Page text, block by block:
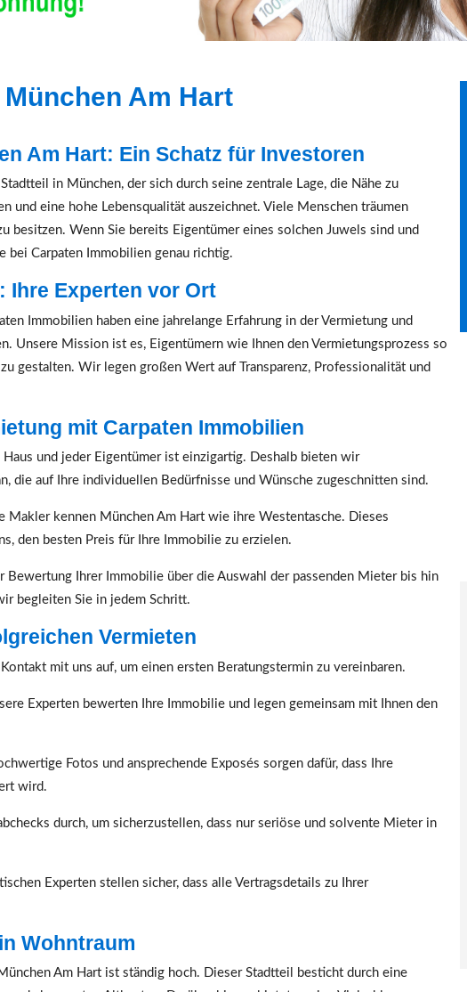
Am Hart
Am Hart: Ein Schatz für Investoren
in München, der sich durch seine zentrale Lage, die Nähe zu
und eine hohe Lebensqualität auszeichnet. Viele Menschen träumen
besitzen. Wenn Sie bereits Eigentümer eines solchen Juwels sind und
bei Carpaten Immobilien genau richtig.
Ihre Experten vor Ort
Immobilien haben eine jahrelange Erfahrung in der Vermietung und
Unsere Mission ist es, Eigentümern wie Ihnen den Vermietungsprozess so
gestalten. Wir legen großen Wert auf Transparenz, Professionalität und
mit Carpaten Immobilien
Haus und jeder Eigentümer ist einzigartig. Deshalb bieten wir
die auf Ihre individuellen Bedürfnisse und Wünsche zugeschnitten sind.
Makler kennen München Am Hart wie ihre Westentasche. Dieses
den besten Preis für Ihre Immobilie zu erzielen.
Bewertung Ihrer Immobilie über die Auswahl der passenden Mieter bis hin
begleiten Sie in jedem Schritt.
Vermieten
mit uns auf, um einen ersten Beratungstermin zu vereinbaren.
Experten bewerten Ihre Immobilie und legen gemeinsam mit Ihnen den
Fotos und ansprechende Exposés sorgen dafür, dass Ihre
wird.
durch, um sicherzustellen, dass nur seriöse und solvente Mieter in
Experten stellen sicher, dass alle Vertragsdetails zu Ihrer
Wohntraum
Am Hart ist ständig hoch. Dieser Stadtteil besticht durch eine